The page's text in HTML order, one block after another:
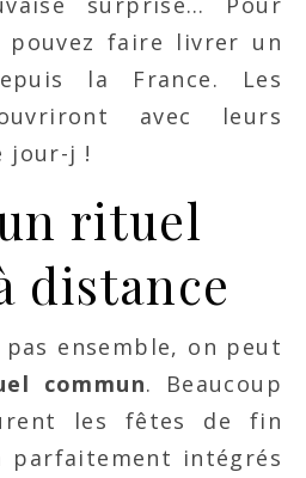
pouvez faire livrer un
la France. Les
avec leurs
jour-j !
rituel
distance
pas ensemble, on peut
commun. Beaucoup
les fêtes de fin
parfaitement intégrés